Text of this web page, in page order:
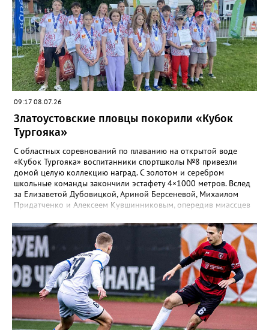
видеоролик, а также викторина, конкурс музейных
экспотнатов и «профессиональный» этап под названием
«Эксгумация. Документирование работ», где средняя группа
лидировала, а старшие взяли бронзу. Всего «Горные стрелки»
привезли 13 наград разного достоинства. В средней группе
представители отряда стали вице-чемпионами, в старшей –
замкнули тройку лучших.
09:17 08.07.26
Златоустовские пловцы покорили «Кубок
Тургояка»
С областных соревнований по плаванию на открытой воде
«Кубок Тургояка» воспитанники спортшколы №8 привезли
домой целую коллекцию наград. С золотом и серебром
школьные команды закончили эстафету 4×1000 метров. Вслед
за Елизаветой Дубовицкой, Ариной Берсеневой, Михаилом
Придатченко и Алексеем Кувшинниковым, опередив миассцев
Анастасия Лущикова, Дмитрий Векшин и Макар Смирнов.
Золото на тысяче метрах среди девушек 14–16 лет забрала
Арина Берсенева, чуть отстала от неё Софья Новикова. На трёх
тысячах метров с выбыванием среди юношей первым стал
Ярослав Верещагин, третьим — Михаил Придатченко. А в
заплыве на три тысячи 3000 метров пьедестал оказался
полностью златоустовским. На него поднялись Софья
Колесникова, Арина Берсенева и Елизавета Дубовицкая. Всего
в «Кубке Тургояка» на старт вышли 155 спортсменов из
Златоуста, Миасса, Челябинска, Пласта и Южноуральска.